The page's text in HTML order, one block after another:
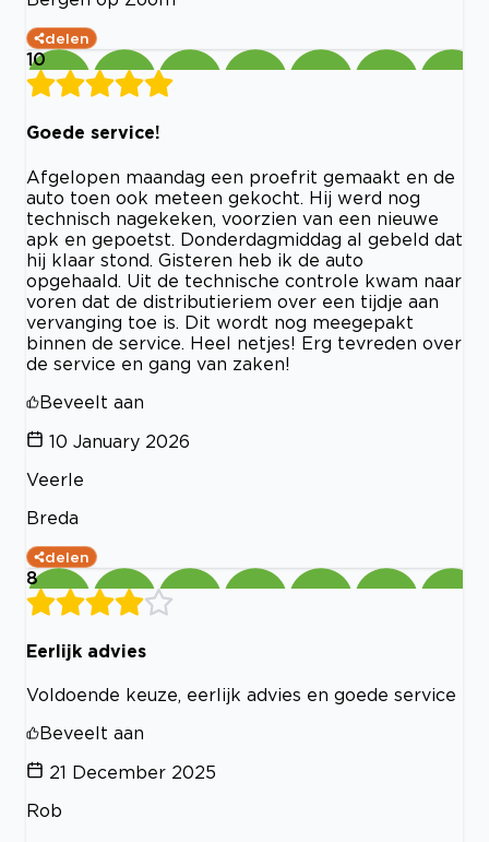
delen
10
Goede service!
Afgelopen maandag een proefrit gemaakt en de
auto toen ook meteen gekocht. Hij werd nog
technisch nagekeken, voorzien van een nieuwe
apk en gepoetst. Donderdagmiddag al gebeld dat
hij klaar stond. Gisteren heb ik de auto
opgehaald. Uit de technische controle kwam naar
voren dat de distributieriem over een tijdje aan
vervanging toe is. Dit wordt nog meegepakt
binnen de service. Heel netjes! Erg tevreden over
de service en gang van zaken!
Beveelt aan
10 January 2026
Veerle
Breda
delen
8
Eerlijk advies
Voldoende keuze, eerlijk advies en goede service
Beveelt aan
21 December 2025
Rob